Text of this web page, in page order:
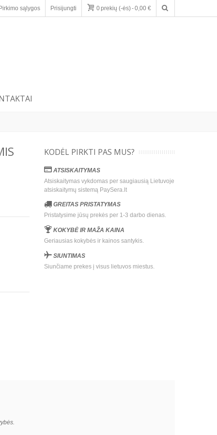
0prekių (-ės)-0,00 €
Pirkimo sąlygos Prisijungti
KODĖL PIRKTI PAS MUS?
ATSISKAITYMAS
Atsiskaitymas vykdomas per saugiausią Lietuvoje
atsiskaitymų sistemą PaySera.lt
GREITAS PRISTATYMAS
Pristatysime jūsų prekės per 1-3 darbo dienas.
KOKYBĖ IR MAŽA KAINA
Geriausias kokybės ir kainos santykis.
SIUNTIMAS
Siunčiame prekes į visus lietuvos miestus.